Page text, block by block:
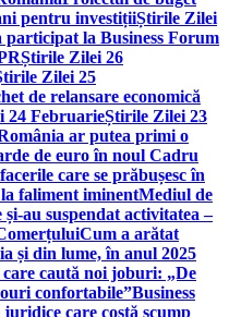
pentru investițiiȘtirile Zilei
participat la Business Forum
Știrile Zilei 26
Zilei 25
de relansare economică
24 FebruarieȘtirile Zilei 23
ar putea primi o
de euro în noul Cadru
care se prăbușesc în
faliment iminentMediul de
au suspendat activitatea –
Cum a arătat
și din lume, în anul 2025
caută noi joburi: „De
confortabile”Business
juridice care costă scump